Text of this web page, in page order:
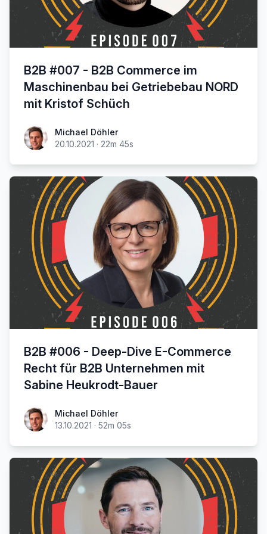
B2B #007 - B2B Commerce im
Maschinenbau bei Getriebebau NORD
mit Kristof Schüch
Michael Döhler
20.10.2021 · 22m 45s
B2B #006 - Deep-Dive E-Commerce
Recht für B2B Unternehmen mit
Sabine Heukrodt-Bauer
Michael Döhler
13.10.2021 · 52m 05s